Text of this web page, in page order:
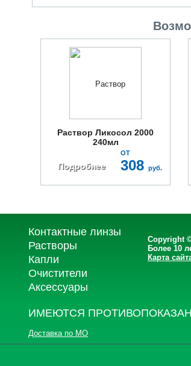
Раствор Ликосол 2000
240мл
Подробнее
ОТ
308 руб.
Контактные линзы
Растворы
Капли
Очистители
Аксессуары
Copyright
Более 10
Карта
ИМЕЮТСЯ
Доставка по МО